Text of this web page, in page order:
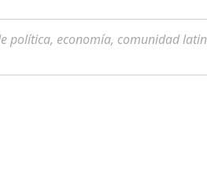
política, economía, comunidad